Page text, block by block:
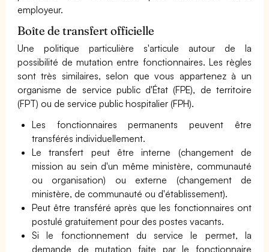
employeur.
Boîte de transfert officielle
Une politique particulière s'articule autour de la
possibilité de mutation entre fonctionnaires. Les règles
sont très similaires, selon que vous appartenez à un
organisme de service public d'État (FPE), de territoire
(FPT) ou de service public hospitalier (FPH).
Les fonctionnaires permanents peuvent être
transférés individuellement.
Le transfert peut être interne (changement de
mission au sein d'un même ministère, communauté
ou organisation) ou externe (changement de
ministère, de communauté ou d'établissement).
Peut être transféré après que les fonctionnaires ont
postulé gratuitement pour des postes vacants.
Si le fonctionnement du service le permet, la
demande de mutation faite par le fonctionnaire